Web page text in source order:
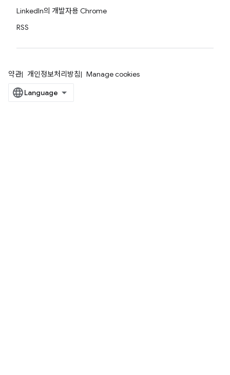
LinkedIn의 개발자용 Chrome
RSS
약관 개인정보처리방침 Manage cookies